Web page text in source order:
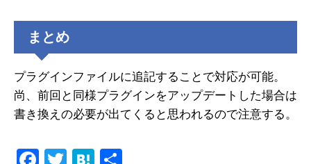
まとめ
プラグインファイルに追記することで対応が可能。
尚、前回と同様プラグインをアップデートした場合は
書き換えの必要が出てくると思われるので注意する。